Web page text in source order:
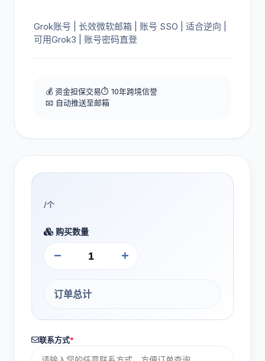
Grok账号 | 长效微软邮箱 | 账号 SSO | 适合逆向 |
可用Grok3 | 账号密码直登
💰 资金担保交易⏱️ 10年跨境信誉
📧 自动推送至邮箱
/个
购买数量
− +
订单总计
联系方式*